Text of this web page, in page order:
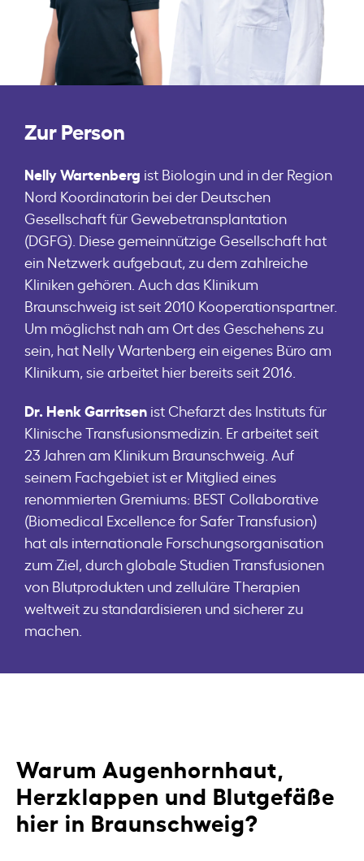
Zur Person
Nelly Wartenberg ist Biologin und in der Region
Nord Koordinatorin bei der Deutschen
Gesellschaft für Gewebetransplantation
(DGFG). Diese gemeinnützige Gesellschaft hat
ein Netzwerk aufgebaut, zu dem zahlreiche
Kliniken gehören. Auch das Klinikum
Braunschweig ist seit 2010 Kooperationspartner.
Um möglichst nah am Ort des Geschehens zu
sein, hat Nelly Wartenberg ein eigenes Büro am
Klinikum, sie arbeitet hier bereits seit 2016.
Dr. Henk Garritsen ist Chefarzt des Instituts für
Klinische Transfusionsmedizin. Er arbeitet seit
23 Jahren am Klinikum Braunschweig. Auf
seinem Fachgebiet ist er Mitglied eines
renommierten Gremiums: BEST Collaborative
(Biomedical Excellence for Safer Transfusion)
hat als internationale Forschungsorganisation
zum Ziel, durch globale Studien Transfusionen
von Blutprodukten und zelluläre Therapien
weltweit zu standardisieren und sicherer zu
machen.
Warum Augenhornhaut,
Herzklappen und Blutgefäße
hier in Braunschweig?